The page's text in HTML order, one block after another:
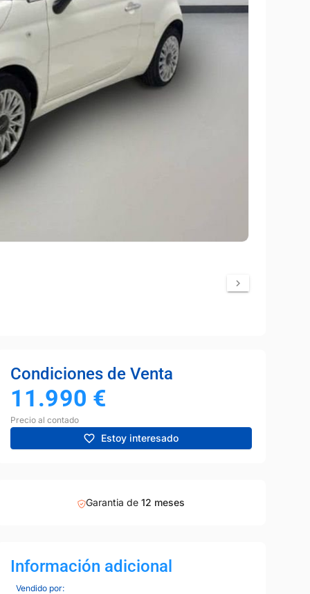
Condiciones de Venta
11.990 €
Precio al contado
Estoy interesado
Garantia de 12 meses
Información adicional
Vendido por: